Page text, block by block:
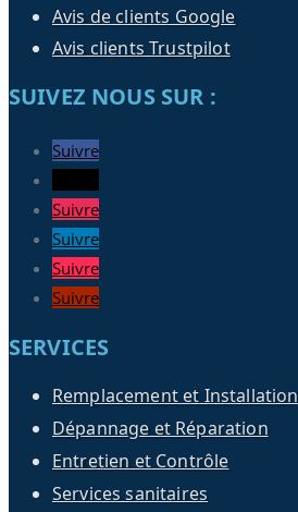
Avis de clients Google
Avis clients Trustpilot
SUIVEZ NOUS SUR :
Suivre
Suivre
Suivre
Suivre
Suivre
SERVICES
Remplacement et Installation
Dépannage et Réparation
Entretien et Contrôle
Services sanitaires